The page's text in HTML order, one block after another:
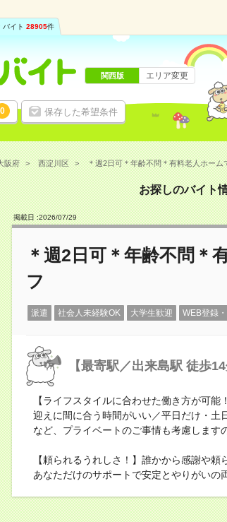
バイト 28905件
0 保存した希望条件
関西版 エリア変更
阪府 西淀川区 ＊週2日可＊年齢不問＊有料老人ホーム
お探しのバイト
掲載日 :2026/07/29
＊週2日可＊年齢不問＊
フ
派遣 社会人未経験OK 大学生歓迎 WEB登録
【最寄駅／出来島駅 徒歩
【ライフスタイルに合わせた働き方が可
迎えに間に合う時間がいい／平日だけ・
など、プライベートのご事情も考慮します
【頼られるうれしさ！】誰かから感謝や
あなただけのサポートで安定とやりがいの